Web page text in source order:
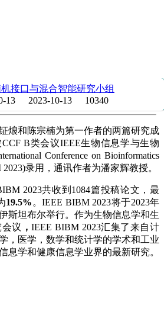
接口与混合智能研究小组
13
2023-10-13 10340
烺和陈宗楠为第一作者的两篇研究成
B类会议IEEE生物信息学与生物
Conference on Bioinformatics
2023)录用，通讯作者为潘家辉教授。
2023共收到1084篇投稿论文，最
19.5% 。IEEE BIBM 2023将于2023年
斯坦布尔举行。作为生物信息学和生
议 ，IEEE BIBM 2023汇集了来自计
，医学，数学和统计学的学术和工业
息学和健康信息学业界的最新研究。